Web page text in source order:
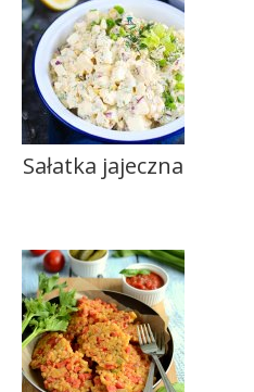
Sałatka jajeczna